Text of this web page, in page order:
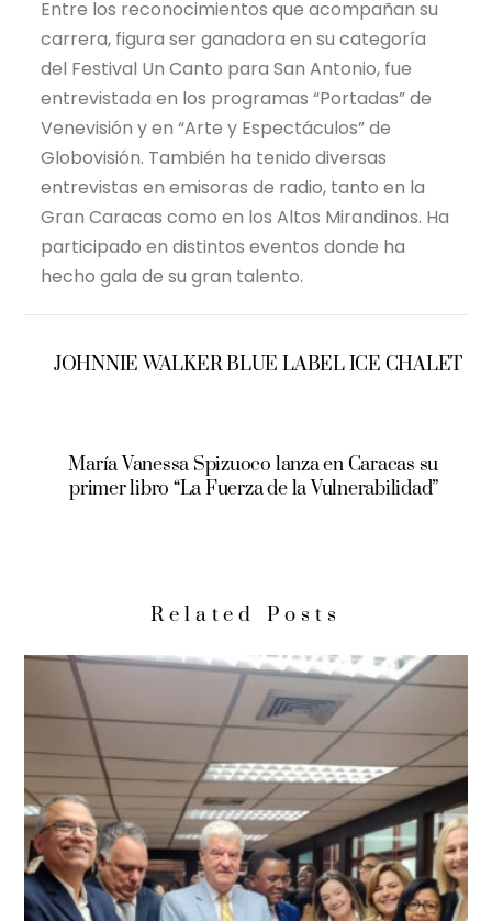
Entre los reconocimientos que acompañan su
carrera, figura ser ganadora en su categoría
del Festival Un Canto para San Antonio, fue
entrevistada en los programas “Portadas” de
Venevisión y en “Arte y Espectáculos” de
Globovisión. También ha tenido diversas
entrevistas en emisoras de radio, tanto en la
Gran Caracas como en los Altos Mirandinos. Ha
participado en distintos eventos donde ha
hecho gala de su gran talento.
JOHNNIE WALKER BLUE LABEL ICE CHALET
María Vanessa Spizuoco lanza en Caracas su
primer libro “La Fuerza de la Vulnerabilidad”
Related Posts